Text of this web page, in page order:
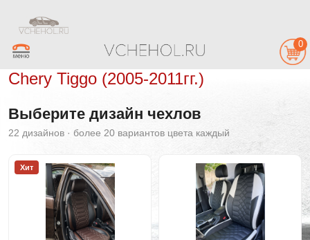
0
Chery Tiggo (2005-2011гг.)
Выберите дизайн чехлов
22 дизайнов · более 20 вариантов цвета каждый
Хит